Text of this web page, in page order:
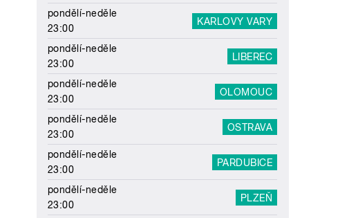
pondělí-neděle
23:00
KARLOVY VARY
pondělí-neděle
23:00
LIBEREC
pondělí-neděle
23:00
OLOMOUC
pondělí-neděle
23:00
OSTRAVA
pondělí-neděle
23:00
PARDUBICE
pondělí-neděle
23:00
PLZEŇ